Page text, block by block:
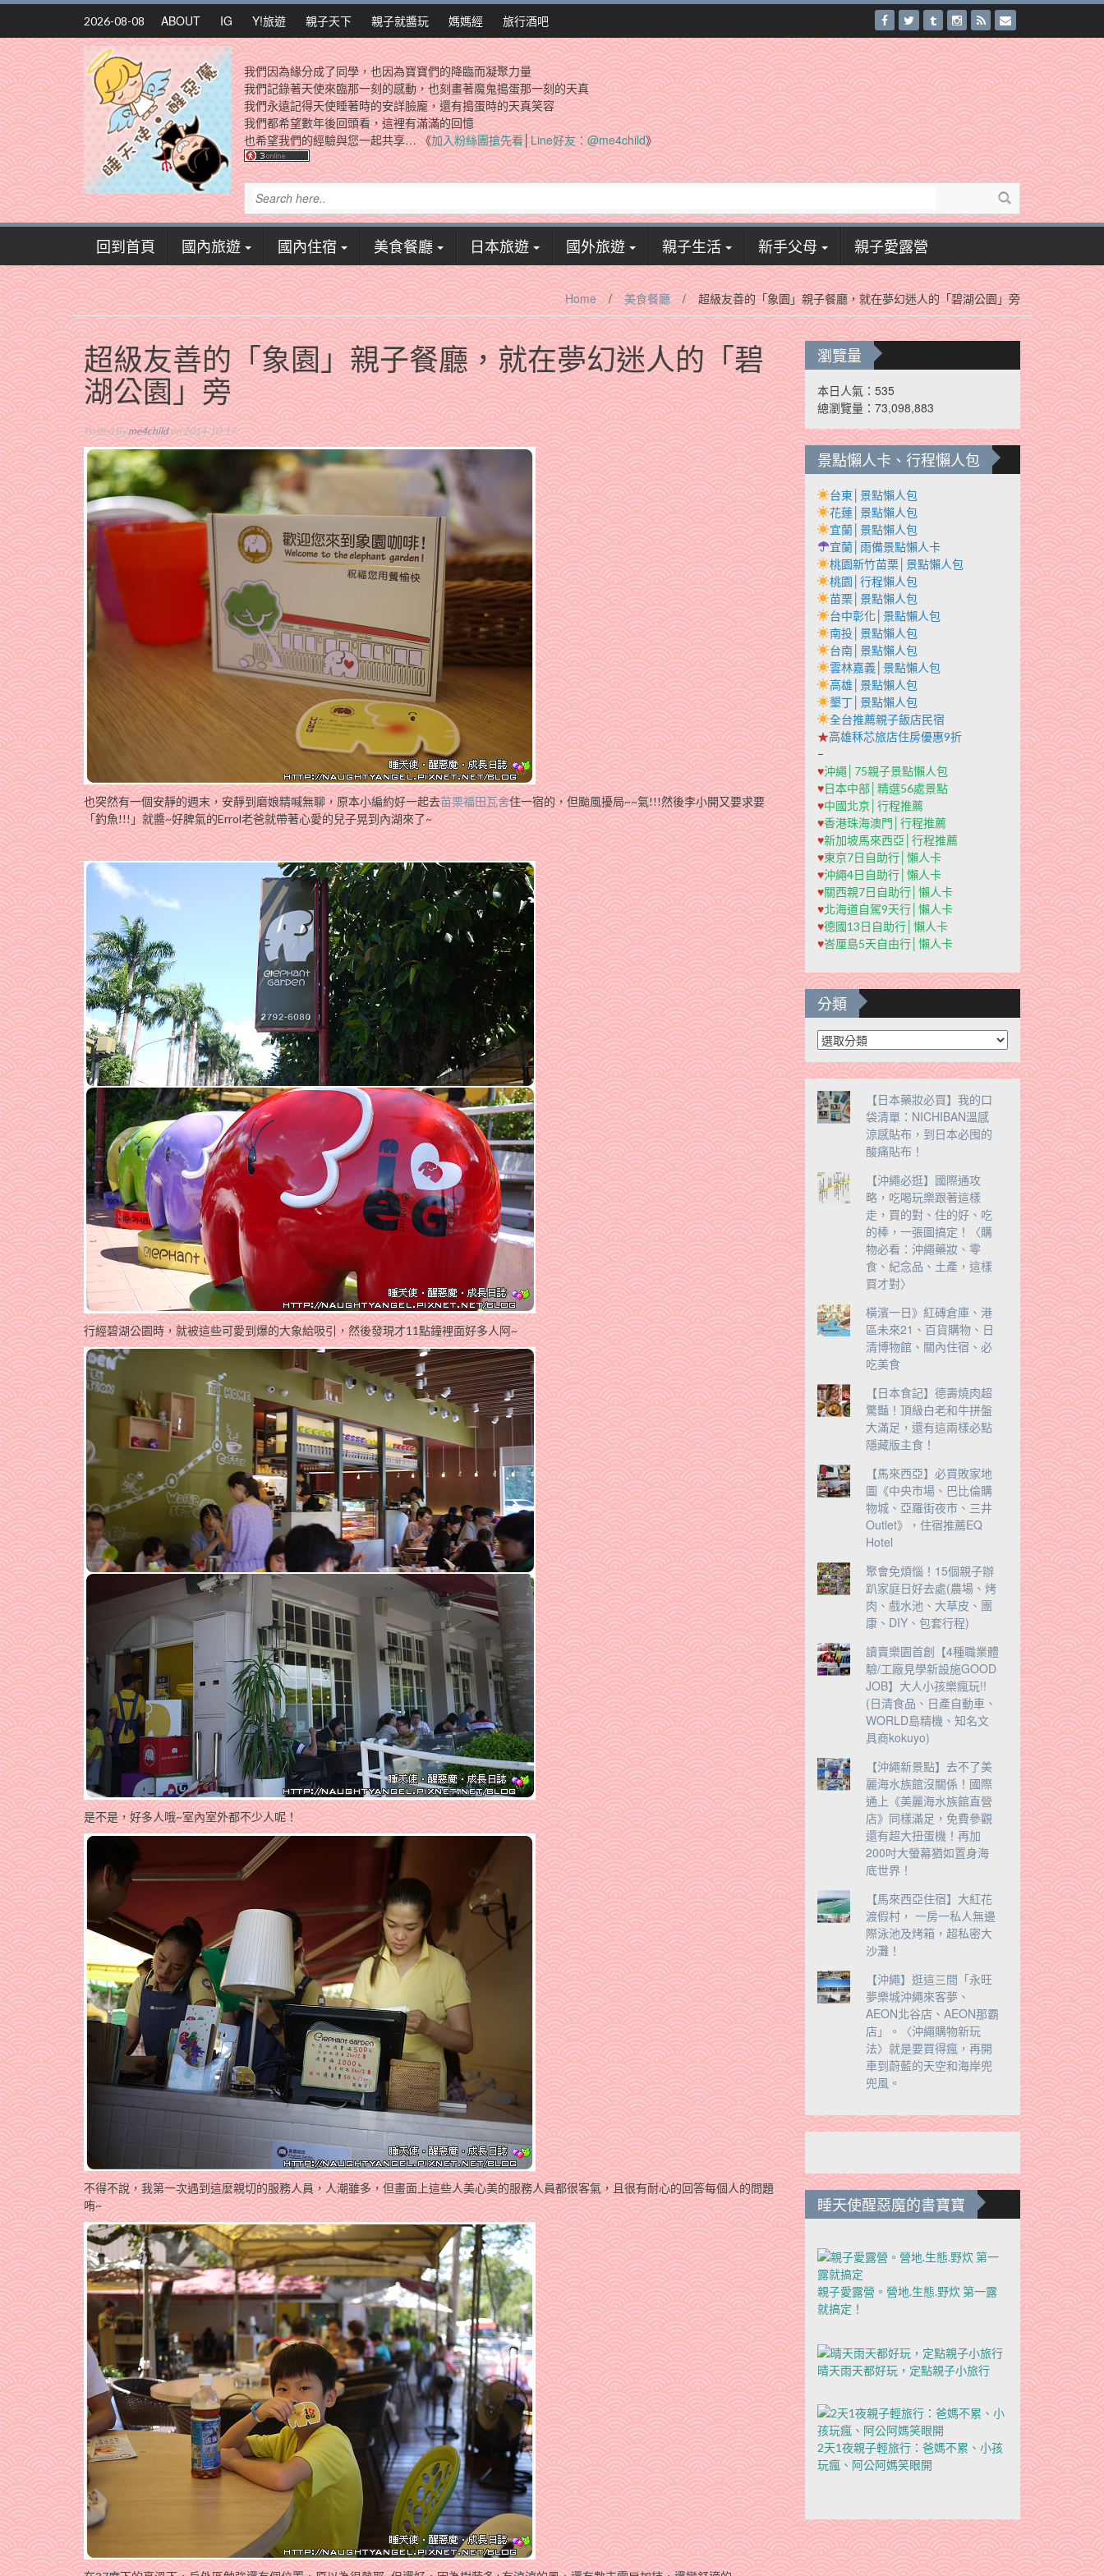
Skip
content
2026-08-08 ABOUT IG Y!旅遊 親子天下 親子就醬玩 媽媽經 旅行酒吧
我們因為緣分成了同學，也因為寶寶們的降臨而凝聚力量
我們記錄著天使來臨那一刻的感動，也刻畫著魔鬼搗蛋那一刻的天真
我們永遠記得天使睡著時的安詳臉龐，還有搗蛋時的天真笑容
我們都希望數年後回頭看，這裡有滿滿的回憶
也希望我們的經驗與您一起共享… 《加入粉絲團搶先看│Line好友：@me4child》
回到首頁 國內旅遊 國內住宿 美食餐廳 日本旅遊 國外旅遊 親子生活 新手父母 親子愛露營
Home / 美食餐廳 / 超級友善的「象園」親子餐廳，就在夢幻迷人的「碧湖公園」旁
超級友善的「象園」親子餐廳，就在夢幻迷人的「碧
湖公園」旁
Posted Byme4childon 2014-10-17
也突然有一個安靜的週末，安靜到磨娘精喊無聊，原本小編約好一起去苗栗福田瓦舍住一宿的，但颱風擾局~~氣!!!然後李小開又要求要
「釣魚!!!」就醬~好脾氣的Errol老爸就帶著心愛的兒子晃到內湖來了~
行經碧湖公園時，就被這些可愛到爆的大象給吸引，然後發現才11點鐘裡面好多人阿~
是不是，好多人哦~室內室外都不少人呢！
不得不說，我第一次遇到這麼親切的服務人員，人潮雖多，但畫面上這些人美心美的服務人員都很客氣，且很有耐心的回答每個人的問題
哊~
瀏覽量
本日人氣：535
總瀏覽量：73,098,883
景點懶人卡、行程懶人包
台東│景點懶人包
花蓮│景點懶人包
宜蘭│景點懶人包
宜蘭│雨備景點懶人卡
桃園新竹苗栗│景點懶人包
桃園│行程懶人包
苗栗│景點懶人包
台中彰化│景點懶人包
南投│景點懶人包
台南│景點懶人包
雲林嘉義│景點懶人包
高雄│景點懶人包
墾丁│景點懶人包
全台推薦親子飯店民宿
★高雄秝芯旅店住房優惠9折
–
♥沖繩│75親子景點懶人包
♥日本中部│精選56處景點
♥中國北京│行程推薦
♥香港珠海澳門│行程推薦
♥新加坡馬來西亞│行程推薦
♥東京7日自助行│懶人卡
♥沖繩4日自助行│懶人卡
♥關西親7日自助行│懶人卡
♥北海道自駕9天行│懶人卡
♥德國13日自助行│懶人卡
♥峇厘島5天自由行│懶人卡
分類
分
類
【日本藥妝必買】我的口
袋清單：NICHIBAN溫感
涼感貼布，到日本必囤的
酸痛貼布！
【沖繩必逛】國際通攻
略，吃喝玩樂跟著這樣
走，買的對、住的好、吃
的棒，一張圖搞定！〈購
物必看：沖繩藥妝、零
食、紀念品、土產，這樣
買才對〉
橫濱一日》紅磚倉庫、港
區未來21、百貨購物、日
清博物館、關內住宿、必
吃美食
【日本食記】德壽燒肉超
驚豔！頂級白老和牛拼盤
大滿足，還有這兩樣必點
隱藏版主食！
【馬來西亞】必買敗家地
圖《中央市場、巴比倫購
物城、亞羅街夜市、三井
Outlet》，住宿推薦EQ
Hotel
聚會免煩惱！15個親子辦
趴家庭日好去處(農場、烤
肉、戲水池、大草皮、團
康、DIY、包套行程)
讀賣樂園首創【4種職業體
驗/工廠見學新設施GOOD
JOB】大人小孩樂瘋玩!!
(日清食品、日產自動車、
WORLD島精機、知名文
具商kokuyo)
【沖繩新景點】去不了美
麗海水族館沒關係！國際
通上《美麗海水族館直營
店》同樣滿足，免費參觀
還有超大扭蛋機！再加
200吋大螢幕猶如置身海
底世界！
【馬來西亞住宿】大紅花
渡假村， 一房一私人無邊
際泳池及烤箱，超私密大
沙灘！
【沖繩】逛這三間「永旺
夢樂城沖繩來客夢、
AEON北谷店、AEON那霸
店」。〈沖繩購物新玩
法〉就是要買得瘋，再開
車到蔚藍的天空和海岸兜
兜風。
睡天使醒惡魔的書寶寶
親子愛露營。營地.生態.野炊 第一露
就搞定！
晴天雨天都好玩，定點親子小旅行
2天1夜親子輕旅行：爸媽不累、小孩
玩瘋、阿公阿媽笑眼開